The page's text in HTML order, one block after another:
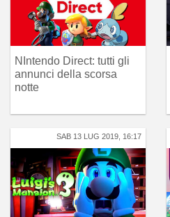
NIntendo Direct: tutti gli
annunci della scorsa
notte
SAB 13 LUG 2019, 16:17